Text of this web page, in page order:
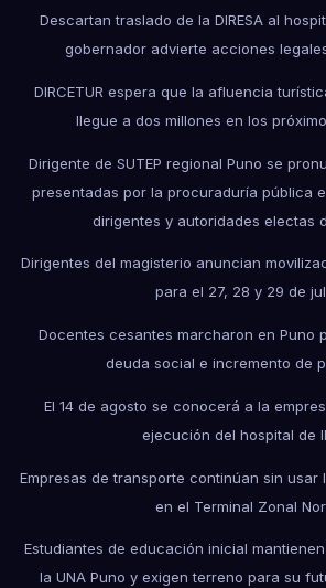
Descartan traslado de la DIRESA al
gobernador advierte acciones
DIRCETUR espera que la afluencia
llegue a dos millones en los
Dirigente de SUTEP regional Puno se
presentadas por la procuraduría pública
dirigentes y autoridades electas
Dirigentes del magisterio anuncian
para el 27, 28 y 29 de
Docentes cesantes marcharon en Puno
deuda social e incremento de
El 14 de agosto se conocerá a la
ejecución del hospital de
Empresas de transporte continúan sin usar
en el Terminal Zonal
Estudiantes de educación inicial
la UNA Puno y exigen terreno para su